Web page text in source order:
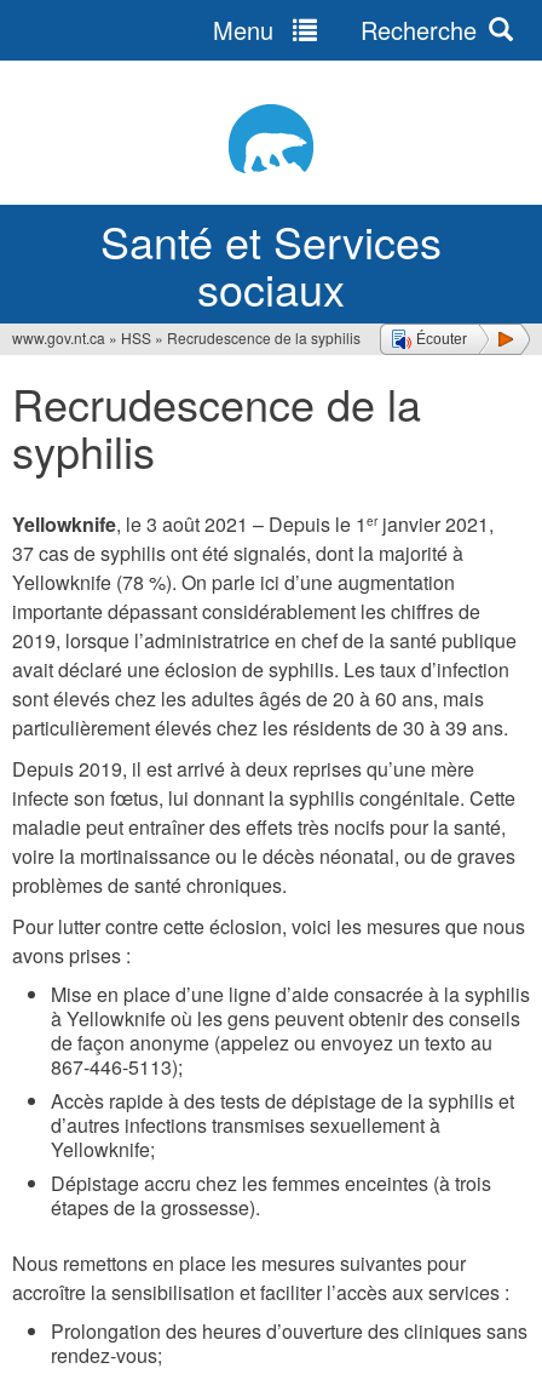
Santé et Services
sociaux
Menu Recherche
Écouter
êtes
ici
www.gov.nt.ca » HSS » Recrudescence de la syphilis
Recrudescence de la
syphilis
Yellowknife, le 3 août 2021 – Depuis le 1 erjanvier 2021,
37 cas de syphilis ont été signalés, dont la majorité à
Yellowknife (78 %). On parle ici d’une augmentation
importante dépassant considérablement les chiffres de
2019, lorsque l’administratrice en chef de la santé publique
avait déclaré une éclosion de syphilis. Les taux d’infection
sont élevés chez les adultes âgés de 20 à 60 ans, mais
particulièrement élevés chez les résidents de 30 à 39 ans.
Depuis 2019, il est arrivé à deux reprises qu’une mère
infecte son fœtus, lui donnant la syphilis congénitale. Cette
maladie peut entraîner des effets très nocifs pour la santé,
voire la mortinaissance ou le décès néonatal, ou de graves
problèmes de santé chroniques.
Pour lutter contre cette éclosion, voici les mesures que nous
avons prises :
Mise en place d’une ligne d’aide consacrée à la syphilis
à Yellowknife où les gens peuvent obtenir des conseils
de façon anonyme (appelez ou envoyez un texto au
867-446-5113);
Accès rapide à des tests de dépistage de la syphilis et
d’autres infections transmises sexuellement à
Yellowknife;
Dépistage accru chez les femmes enceintes (à trois
étapes de la grossesse).
Nous remettons en place les mesures suivantes pour
accroître la sensibilisation et faciliter l’accès aux services :
Prolongation des heures d’ouverture des cliniques sans
rendez-vous;